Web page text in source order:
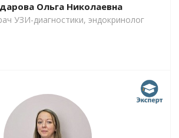
Ольга Николаевна
УЗИ-диагностики, эндокринолог